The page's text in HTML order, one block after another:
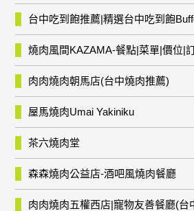
台中吃到飽推薦|精選台中吃到飽
燒肉風間KAZAMA-餐點|菜單|價位|
肉肉燒肉朝馬店(台中燒肉推薦)
屋馬燒肉Umai Yakiniku
茶六燒肉堂
森森燒肉公益店-酒吧風燒肉餐廳
肉肉燒肉五權西店|寵物友善餐廳(台